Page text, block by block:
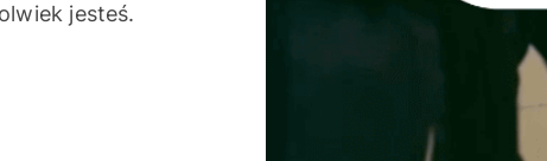
jesteś.